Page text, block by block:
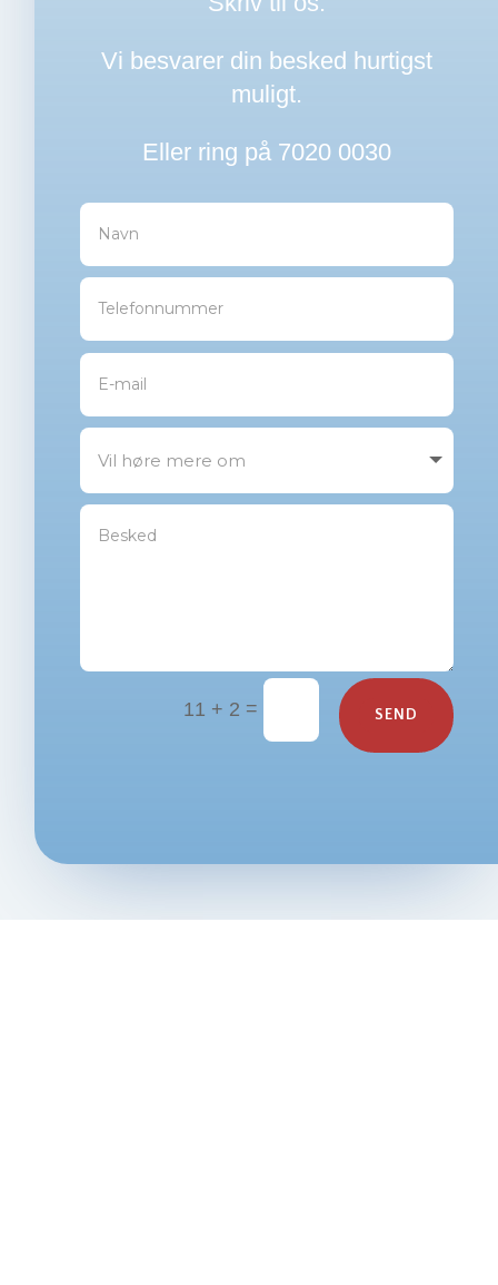
Vi besvarer din besked hurtigst
muligt.
Eller ring på 7020 0030
11 + 2 = SEND